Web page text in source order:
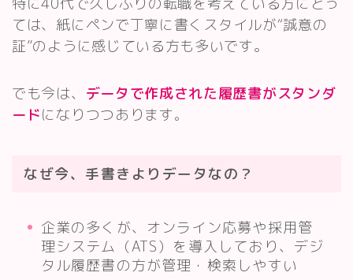
ては、紙にペンで丁寧に書くスタイルが“誠意の
証”のように感じている方も多いです。
でも今は、 データで作成された履歴書がスタンダ
ードになりつつあります。
なぜ今、手書きよりデータなの？
企業の多くが、オンライン応募や採用管
理システム（ATS）を導入しており、デジ
タル履歴書の方が管理・検索しやすい